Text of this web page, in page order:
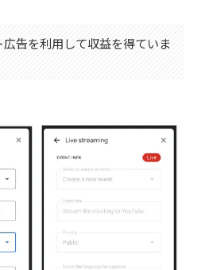
告を利用して収益を得ていま